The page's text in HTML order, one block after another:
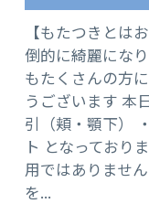
【もたつきとは
倒的に綺麗にな
もたくさんの方
うございます 本
引（頬・顎下）
ト となっており
用ではありませ
を...